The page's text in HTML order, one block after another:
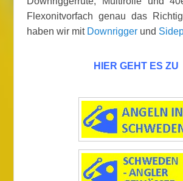
Flexonitvorfach genau das
haben wir mit Downrigger und
HIER GEHT ES ZU